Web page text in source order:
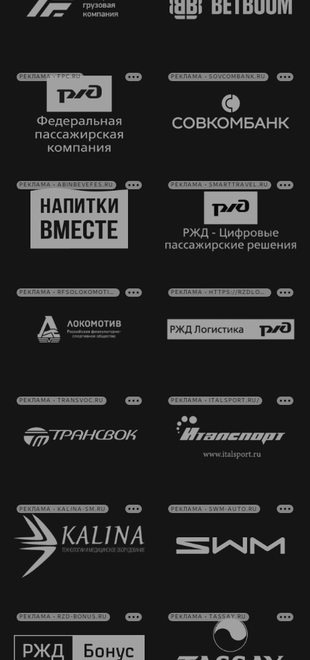
РЕКЛАМА • FPC.RU РЕКЛАМА • SOVCOMBANK.RU
РЕКЛАМА • ABINBEVEFES.RU РЕКЛАМА • SMARTTRAVEL.RU
РЕКЛАМА • RFSOLOKOMOTIV.RU РЕКЛАМА • HTTPS://RZDLOG.RU/
РЕКЛАМА • TRANSVOC.RU РЕКЛАМА • ITALSPORT.RU/
РЕКЛАМА • KALINA-SM.RU РЕКЛАМА • SWM-AUTO.RU
РЕКЛАМА • RZD-BONUS.RU РЕКЛАМА • TASSAY.RU